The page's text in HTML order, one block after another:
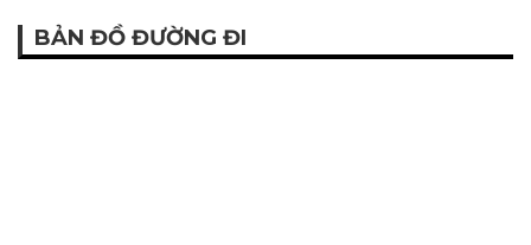
BẢN ĐỒ ĐƯỜNG ĐI